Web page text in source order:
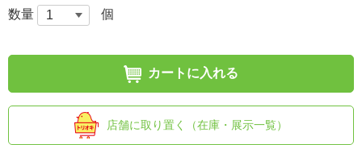
数量 個
カートに入れる
店舗に取り置く（在庫・展示一覧）